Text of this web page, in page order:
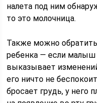
налета под ним
то это молочница.
Также можно
ребенка — если малыш
выказывает
его ничто не
бросает грудь, у него